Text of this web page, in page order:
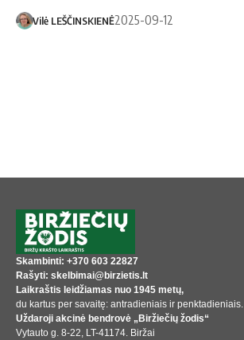
Vilė LEŠČINSKIENĖ2025-09-12
Skambinti: +370 603 22827
Rašyti: skelbimai@birzietis.lt
Laikraštis leidžiamas nuo 1945 metų,
du kartus per savaitę: antradieniais ir penktadieniais.
Uždaroji akcinė bendrovė „Biržiečių žodis“
Vytauto g. 8-22, LT-41174. Biržai